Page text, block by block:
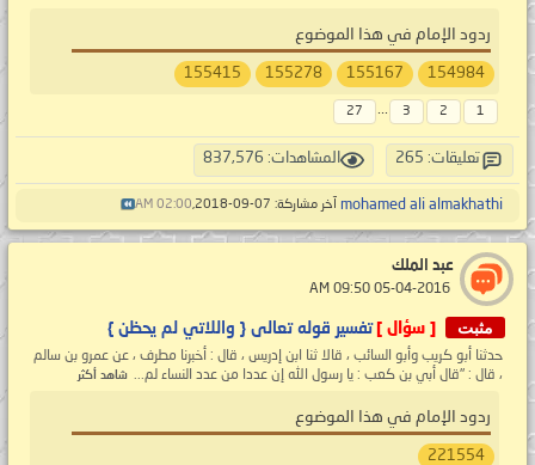
ردود الإمام في هذا الموضوع
154984
155167
155278
155415
1
2
3
...
27
تعليقات: 265 المشاهدات: 837,576
mohamed ali almakhathi آخر مشاركة: 07-09-2018, 02:00 AM
عبد الملك
مثبت [ سؤال ] تفسير قوله تعالى { واللاتي لم يحظن }
حدثنا أبو كريب وأبو السائب ، قالا ثنا ابن إدريس ، قال : أخبرنا مطرف ، عن عمرو بن سالم
، قال : "قال أبي بن كعب : يا رسول الله إن عددا من عدد النساء لم... شاهد أكثر
ردود الإمام في هذا الموضوع
221554